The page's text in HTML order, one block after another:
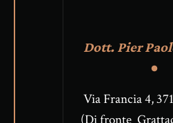
Dott. Pier
Via Francia 4,